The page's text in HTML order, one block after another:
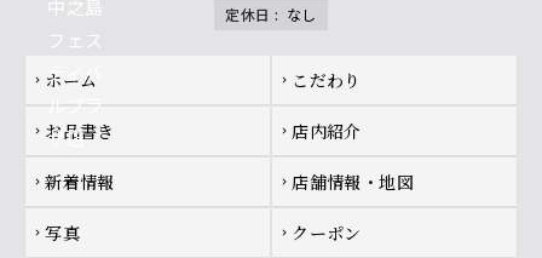
定休日 : なし
Footer navigation
chevron_right ホーム chevron_right こだわり
chevron_right お品書き chevron_right 店内紹介
chevron_right 新着情報 chevron_right 店舗情報・地図
chevron_right 写真 chevron_right クーポン